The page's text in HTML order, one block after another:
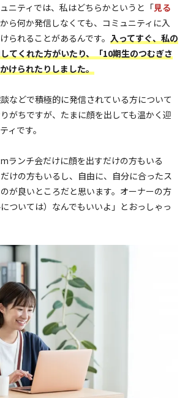
ニティでは、私はどちらかというと「見る
ら何か発信しなくても、コミュニティに入
られることがあるんです。 入ってすぐ、私の
てくれた方がいたり、「10期生のつむぎさ
けられたりしました。
などで積極的に発信されている方について
がちですが、たまに顔を出しても温かく迎
ィです。
ランチ会だけに顔を出すだけの方もいる
けの方もいるし、自由に、自分に合ったス
が良いところだと思います。オーナーの方
ついては）なんでもいいよ」とおっしゃっ